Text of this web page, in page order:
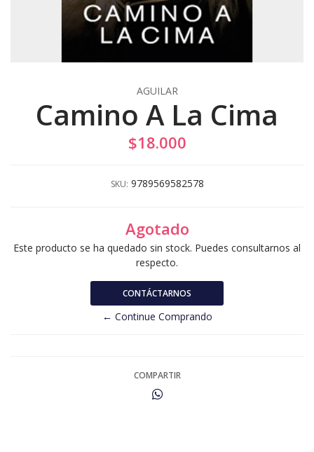
AGUILAR
Camino A La Cima
$18.000
SKU: 9789569582578
Agotado
Este producto se ha quedado sin stock. Puedes consultarnos al
respecto.
CONTÁCTARNOS
← Continue Comprando
COMPARTIR